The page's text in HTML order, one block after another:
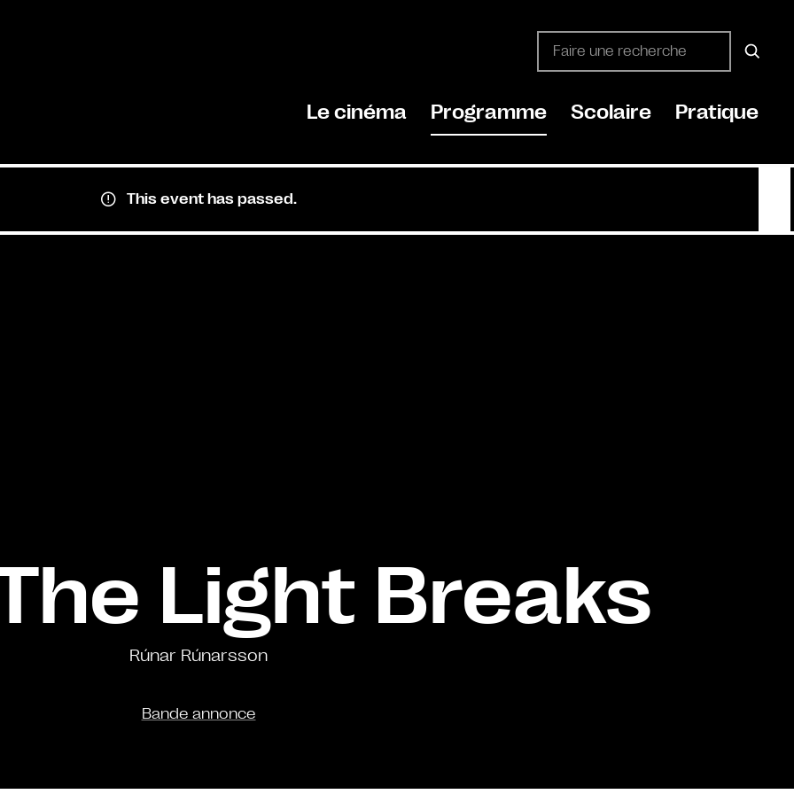
Le cinéma Programme Scolaire Pratique
This event has passed.
Light Breaks
Rúnar Rúnarsson
Bande annonce